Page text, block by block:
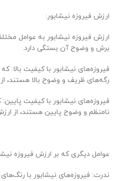
ارزش فیروزه نیشابور:
ارزش فیروزه نیشابور به عوامل
برش و وضوح آن بستگی دارد.
فیروزه‌های نیشابور با کیفیت بالا:
رگه‌های ظریف و وضوح بالا هستند،
فیروزه‌های نیشابور با کیفیت
نامنظم و وضوح پایین هستند، از
عوامل دیگری که بر ارزش فیروزه
ندرت: فیروزه‌های نیشابور با